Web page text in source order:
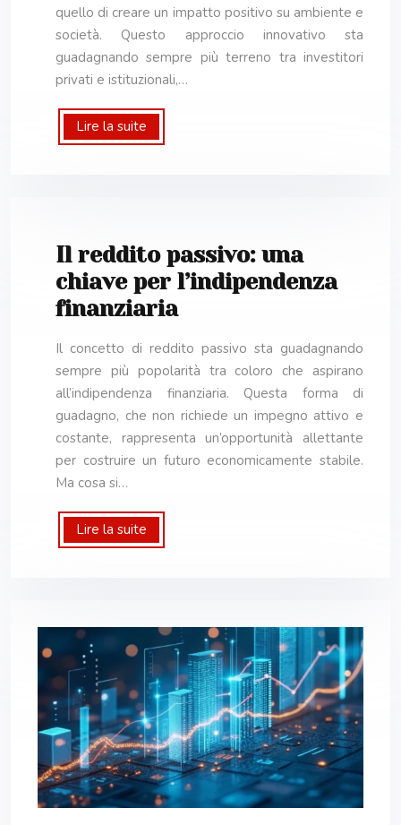
quello di creare un impatto positivo su ambiente e
società. Questo approccio innovativo sta
guadagnando sempre più terreno tra investitori
privati e istituzionali,…
Lire la suite
Il reddito passivo: una
chiave per l’indipendenza
finanziaria
Il concetto di reddito passivo sta guadagnando
sempre più popolarità tra coloro che aspirano
all’indipendenza finanziaria. Questa forma di
guadagno, che non richiede un impegno attivo e
costante, rappresenta un’opportunità allettante
per costruire un futuro economicamente stabile.
Ma cosa si…
Lire la suite